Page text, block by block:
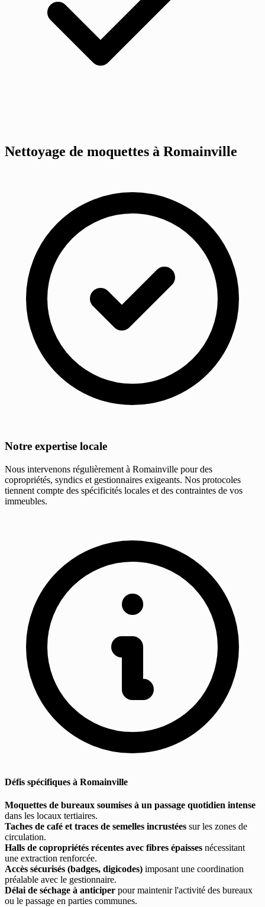
Nettoyage de moquettes à Romainville
Notre expertise locale
Nous intervenons régulièrement à Romainville pour des
copropriétés, syndics et gestionnaires exigeants. Nos protocoles
tiennent compte des spécificités locales et des contraintes de vos
immeubles.
Défis spécifiques à Romainville
Moquettes de bureaux soumises à un passage quotidien intense
dans les locaux tertiaires.
Taches de café et traces de semelles incrustées sur les zones de
circulation.
Halls de copropriétés récentes avec fibres épaisses nécessitant
une extraction renforcée.
Accès sécurisés (badges, digicodes) imposant une coordination
préalable avec le gestionnaire.
Délai de séchage à anticiper pour maintenir l'activité des bureaux
ou le passage en parties communes.